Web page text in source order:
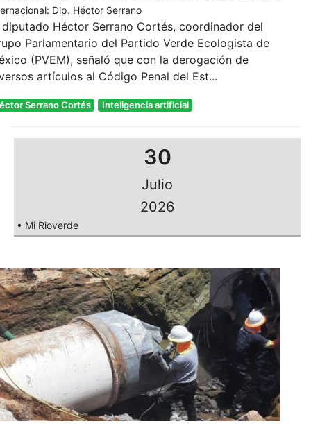
Dip. Héctor Serrano
diputado Héctor Serrano Cortés, coordinador del
Parlamentario del Partido Verde Ecologista de
(PVEM), señaló que con la derogación de
artículos al Código Penal del Est...
Serrano Cortés Inteligencia artificial
30
Julio
2026
• Mi Rioverde